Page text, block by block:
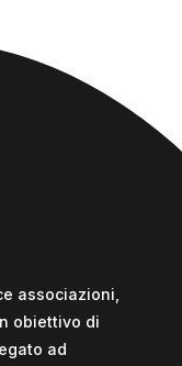
associazioni,
obiettivo di
ad